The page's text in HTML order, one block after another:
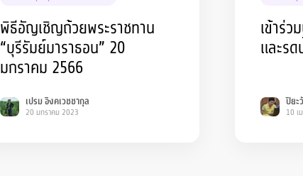
พิธีอัญเชิญถ้วยพระราชทาน
“บุรีรัมย์มาราธอน” 20
มกราคม 2566
เปรม อิงคเวชชากุล
20 มกราคม 2023
เข้าร่
และร
ปิยะ
10 เ